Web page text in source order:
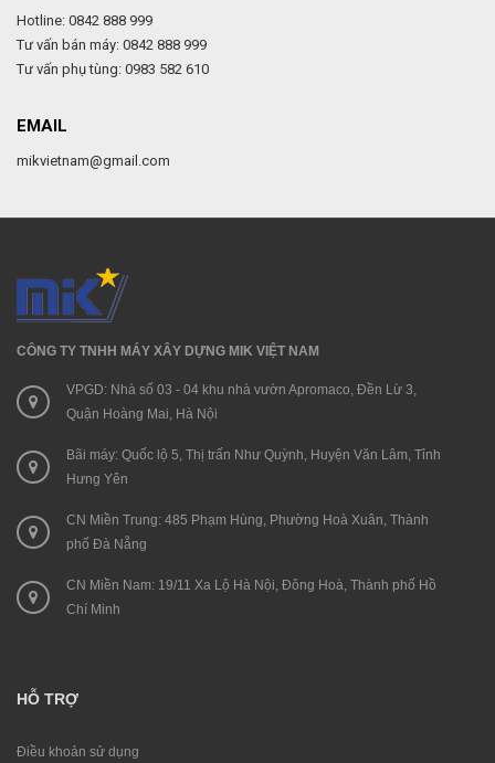
Hotline: 0842 888 999
Tư vấn bán máy: 0842 888 999
Tư vấn phụ tùng: 0983 582 610
EMAIL
mikvietnam@gmail.com
CÔNG TY TNHH MÁY XÂY DỰNG MIK VIỆT NAM
VPGD: Nhà số 03 - 04 khu nhà vườn Apromaco, Đền Lừ 3,
Quận Hoàng Mai, Hà Nội
Bãi máy: Quốc lộ 5, Thị trấn Như Quỳnh, Huyện Văn Lâm, Tỉnh
Hưng Yên
CN Miền Trung: 485 Phạm Hùng, Phường Hoà Xuân, Thành
phố Đà Nẵng
CN Miền Nam: 19/11 Xa Lộ Hà Nội, Đông Hoà, Thành phố Hồ
Chí Minh
HỖ TRỢ
Điều khoản sử dụng